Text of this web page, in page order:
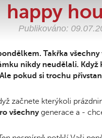
happy
Publikováno:
Takřka
nikdy neudělali.
pokud si trochu
začnete kterýkoli
všechnygenerace a -